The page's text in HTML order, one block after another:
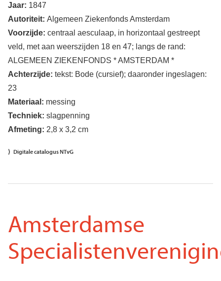
Jaar: 1847
Autoriteit: Algemeen Ziekenfonds Amsterdam
Voorzijde: centraal aesculaap, in horizontaal gestreept
veld, met aan weerszijden 18 en 47; langs de rand:
ALGEMEEN ZIEKENFONDS * AMSTERDAM *
Achterzijde: tekst: Bode (cursief); daaronder ingeslagen:
23
Materiaal: messing
Techniek: slagpenning
Afmeting: 2,8 x 3,2 cm
Digitale catalogus NTvG
Amsterdamse